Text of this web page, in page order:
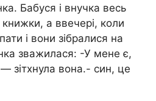
Бабуся і внучка весь
а ввечері, коли
і вони зібралися на
зважилася: -У мене є,
зітхнула вона.- син, це